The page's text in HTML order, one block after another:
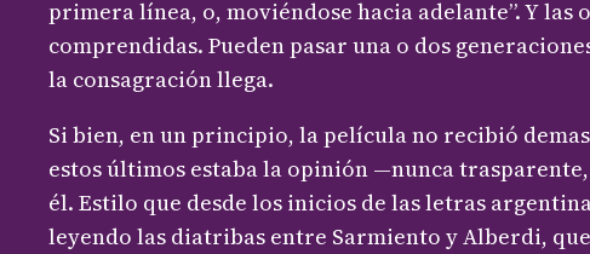
primera línea, o, moviéndose hacia adelante”. Y
comprendidas. Pueden pasar una o dos
la consagración llega.
Si bien, en un principio, la película no recibió
estos últimos estaba la opinión —nunca
él. Estilo que desde los inicios de las letras
leyendo las diatribas entre Sarmiento y Alberdi,